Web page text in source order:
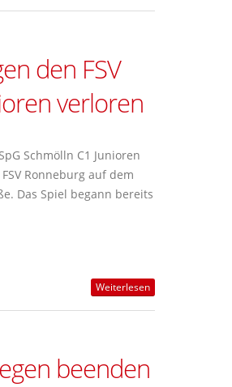
den FSV
verloren
Schmölln C1 Junioren
Ronneburg auf dem
Das Spiel begann bereits
Weiterlesen
beenden